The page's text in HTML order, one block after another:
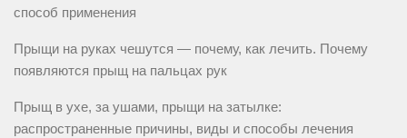
способ применения
Прыщи на руках чешутся — почему, как лечить. Почему
появляются прыщ на пальцах рук
Прыщ в ухе, за ушами, прыщи на затылке:
распространенные причины, виды и способы лечения